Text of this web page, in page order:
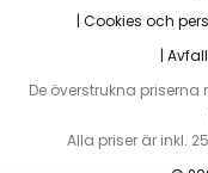
Cookies och
De överstrukna
Alla priser är inkl.